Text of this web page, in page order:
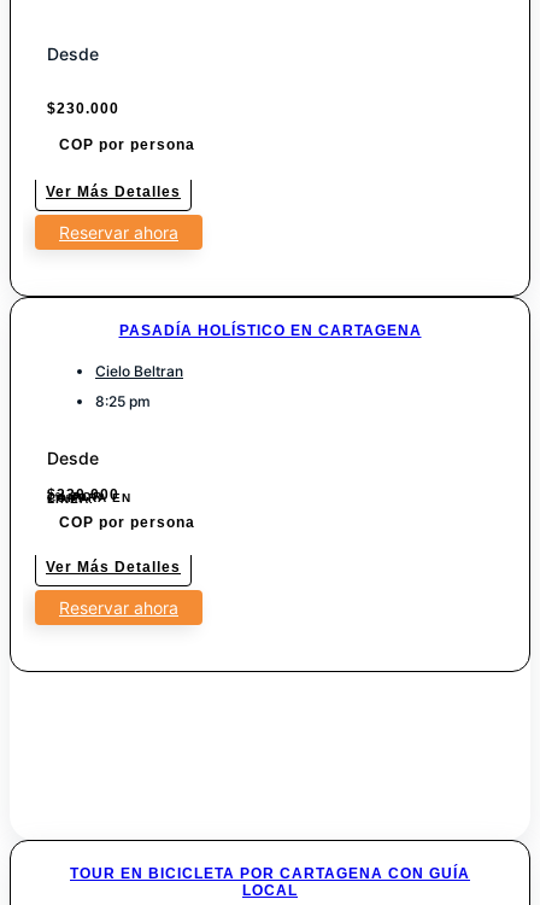
Desde
$230.000
COP por persona
Ver Más Detalles
Reservar ahora
PASADÍA HOLÍSTICO EN CARTAGENA
Cielo Beltran
8:25 pm
Desde
$230.000
7% POR COMPRA EN LINEA.
COP por persona
Ver Más Detalles
Reservar ahora
TOUR EN BICICLETA POR CARTAGENA CON GUÍA
LOCAL